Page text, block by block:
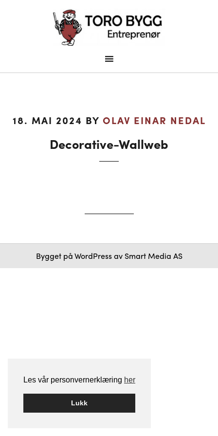
Les vår personvernerklæring her
Lukk
18. MAI 2024 BY OLAV EINAR NEDAL
Decorative-Wallweb
Bygget påWordPressav Smart Media AS